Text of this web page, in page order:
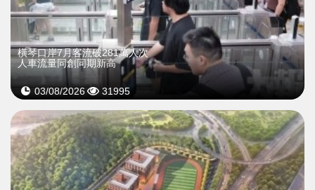
橫琴口岸7月客流破281萬人次
人車流量同創同期新高
03/08/2026 31995